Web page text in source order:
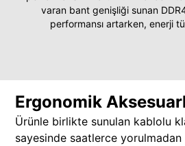
varan bant genişliği sunan
performansı artarken, enerji
Ergonomik
Ürünle birlikte sunulan kablolu
sayesinde saatlerce yorulmadan